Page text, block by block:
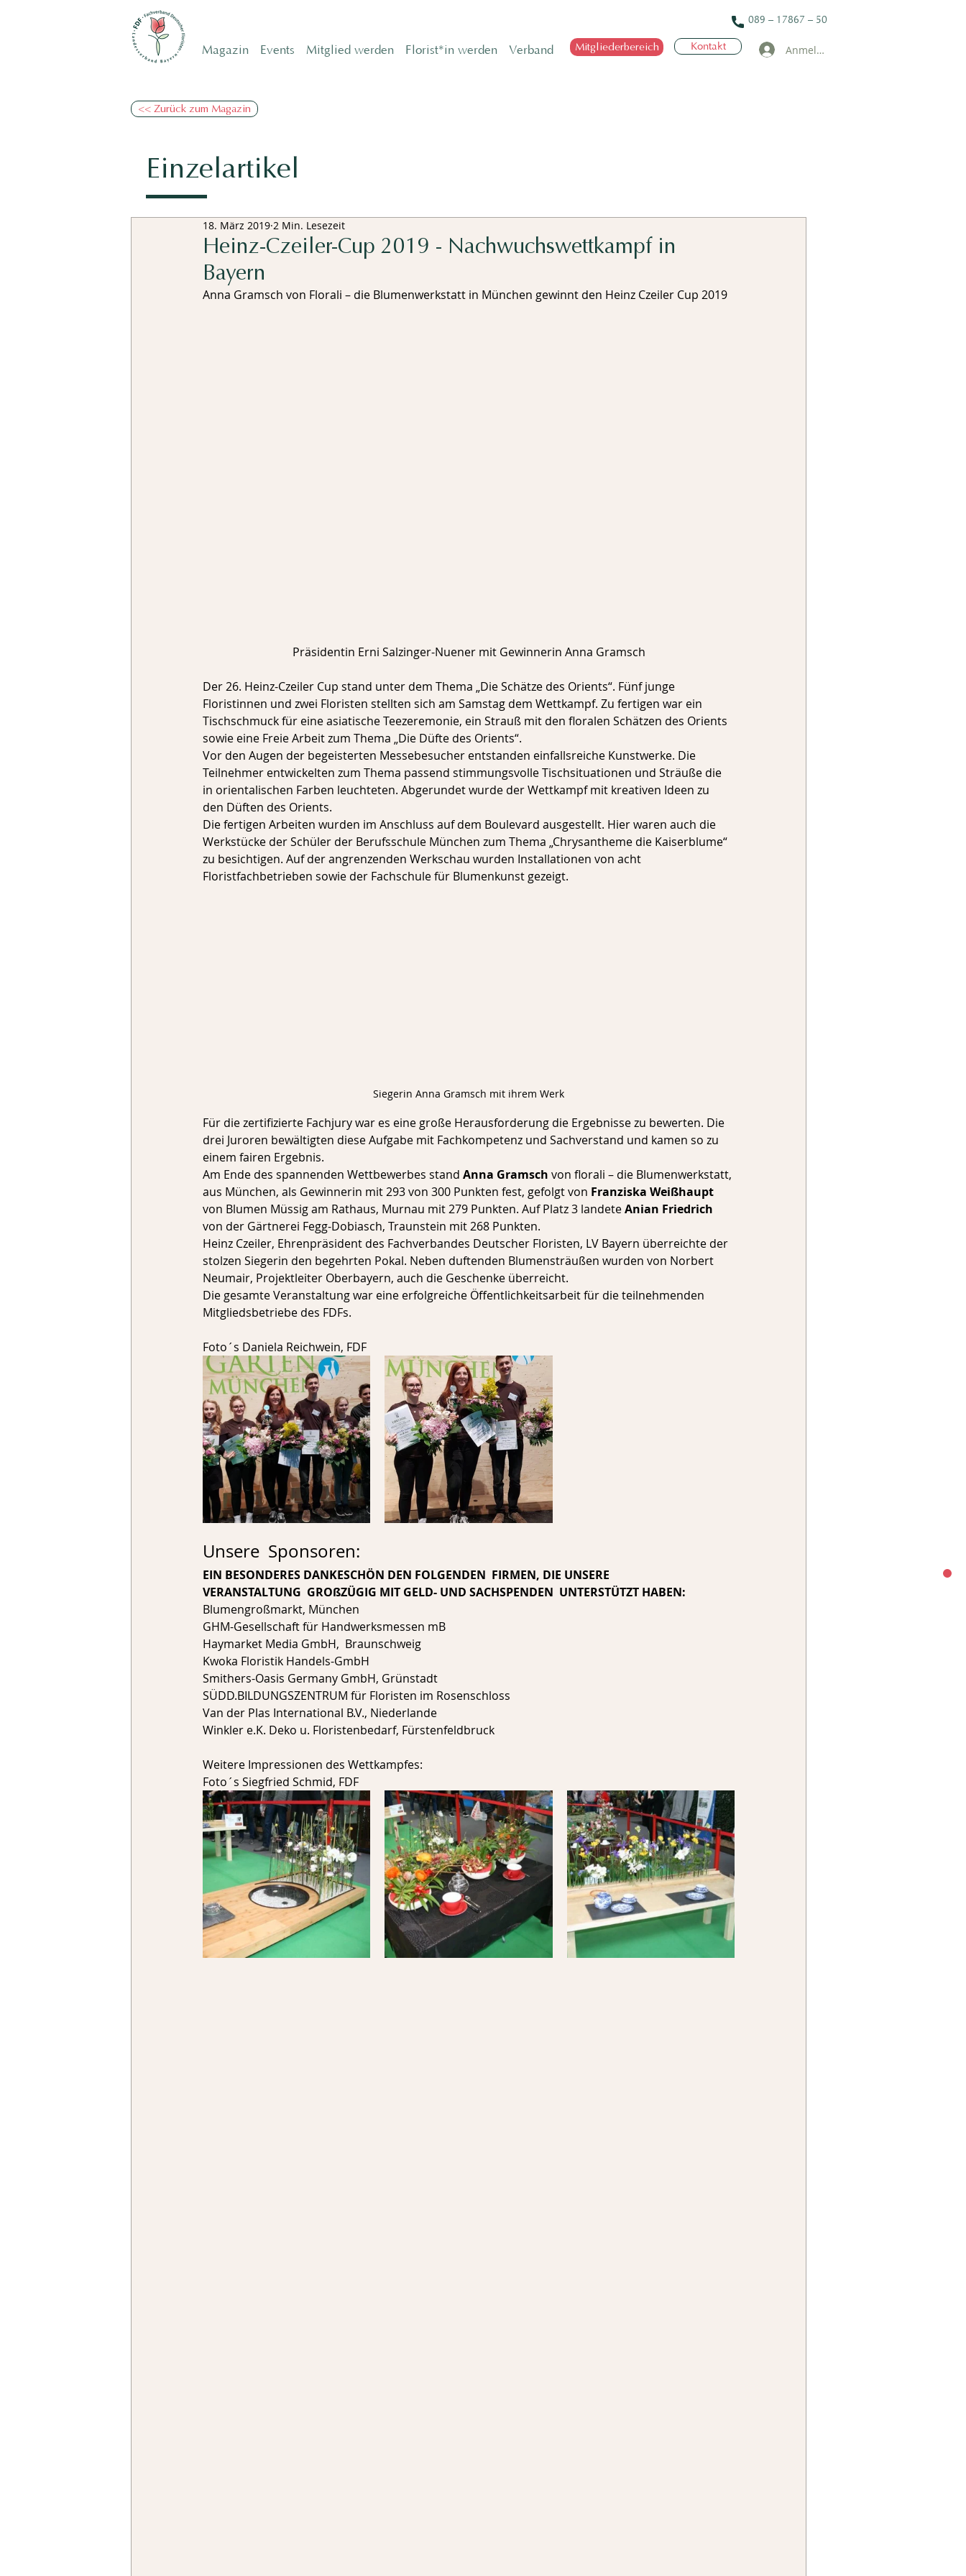
Magazin Events Mitglied werden Florist*in werden Verband
089 – 17867 – 50
Mitgliederbereich Kontakt Anmelden
<< Zurück zum Magazin
Einzelartikel
Heinz-Czeiler-Cup 2019 - Nachwuchswettkampf in
Bayern
18. März 2019 2 Min. Lesezeit
Anna Gramsch von Florali – die Blumenwerkstatt in München gewinnt den Heinz Czeiler Cup 2019
Präsidentin Erni Salzinger-Nuener mit Gewinnerin Anna Gramsch
Der 26. Heinz-Czeiler Cup stand unter dem Thema „Die Schätze des Orients“. Fünf junge
Floristinnen und zwei Floristen stellten sich am Samstag dem Wettkampf. Zu fertigen war ein
Tischschmuck für eine asiatische Teezeremonie, ein Strauß mit den floralen Schätzen des Orients
sowie eine Freie Arbeit zum Thema „Die Düfte des Orients“.
Vor den Augen der begeisterten Messebesucher entstanden einfallsreiche Kunstwerke. Die
Teilnehmer entwickelten zum Thema passend stimmungsvolle Tischsituationen und Sträuße die
in orientalischen Farben leuchteten. Abgerundet wurde der Wettkampf mit kreativen Ideen zu
den Düften des Orients.
Die fertigen Arbeiten wurden im Anschluss auf dem Boulevard ausgestellt. Hier waren auch die
Werkstücke der Schüler der Berufsschule München zum Thema „Chrysantheme die Kaiserblume“
zu besichtigen. Auf der angrenzenden Werkschau wurden Installationen von acht
Floristfachbetrieben sowie der Fachschule für Blumenkunst gezeigt.
Siegerin Anna Gramsch mit ihrem Werk
Für die zertifizierte Fachjury war es eine große Herausforderung die Ergebnisse zu bewerten. Die
drei Juroren bewältigten diese Aufgabe mit Fachkompetenz und Sachverstand und kamen so zu
einem fairen Ergebnis.
Am Ende des spannenden Wettbewerbes stand Anna Gramsch von florali – die Blumenwerkstatt,
aus München, als Gewinnerin mit 293 von 300 Punkten fest, gefolgt von Franziska Weißhaupt
von Blumen Müssig am Rathaus, Murnau mit 279 Punkten. Auf Platz 3 landete Anian Friedrich
von der Gärtnerei Fegg-Dobiasch, Traunstein mit 268 Punkten.
Heinz Czeiler, Ehrenpräsident des Fachverbandes Deutscher Floristen, LV Bayern überreichte der
stolzen Siegerin den begehrten Pokal. Neben duftenden Blumensträußen wurden von Norbert
Neumair, Projektleiter Oberbayern, auch die Geschenke überreicht.
Die gesamte Veranstaltung war eine erfolgreiche Öffentlichkeitsarbeit für die teilnehmenden
Mitgliedsbetriebe des FDFs.
Foto´s Daniela Reichwein, FDF
Unsere  Sponsoren:
EIN BESONDERES DANKESCHÖN DEN FOLGENDEN  FIRMEN, DIE UNSERE
VERANSTALTUNG  GROßZÜGIG MIT GELD- UND SACHSPENDEN  UNTERSTÜTZT HABEN:
Blumengroßmarkt, München
GHM-Gesellschaft für Handwerksmessen mB
Haymarket Media GmbH,  Braunschweig
Kwoka Floristik Handels-GmbH
Smithers-Oasis Germany GmbH, Grünstadt
SÜDD.BILDUNGSZENTRUM für Floristen im Rosenschloss
Van der Plas International B.V., Niederlande
Winkler e.K. Deko u. Floristenbedarf, Fürstenfeldbruck
Weitere Impressionen des Wettkampfes:
Foto´s Siegfried Schmid, FDF